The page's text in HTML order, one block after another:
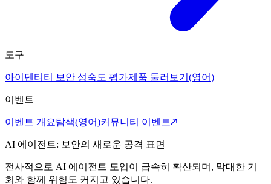
도구
아이덴티티 보안 성숙도 평가제품 둘러보기(영어)
이벤트
이벤트 개요탐색(영어)커뮤니티 이벤트
AI 에이전트: 보안의 새로운 공격 표면
전사적으로 AI 에이전트 도입이 급속히 확산되며, 막대한 기
회와 함께 위험도 커지고 있습니다.